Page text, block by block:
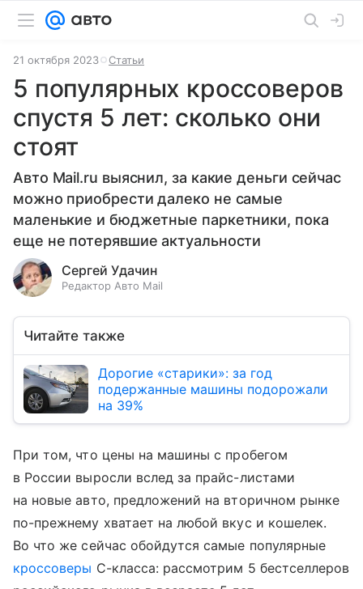
21 октября 2023 Статьи
5 популярных кроссоверов
спустя 5 лет: сколько они
стоят
Авто Mail.ru выяснил, за какие деньги сейчас
можно приобрести далеко не самые
маленькие и бюджетные паркетники, пока
еще не потерявшие актуальности
Сергей Удачин
Редактор Авто Mail
Читайте также
Дорогие «старики»: за год
подержанные машины подорожали
на 39%
При том, что цены на машины с пробегом
в России выросли вслед за прайс-листами
на новые авто, предложений на вторичном рынке
по-прежнему хватает на любой вкус и кошелек.
Во что же сейчас обойдутся самые популярные
кроссоверы С-класса: рассмотрим 5 бестселлеров